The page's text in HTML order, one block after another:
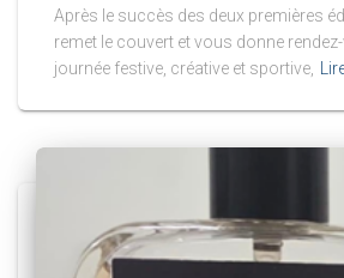
Après le succès des deux premières
remet le couvert et vous donne
journée festive, créative et sportive,